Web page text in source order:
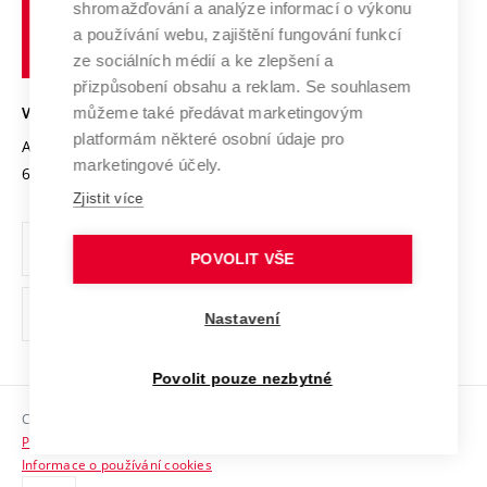
Transfer znalostí
Open Science
Projekty
Projekty ze strukturálních fondů
Specifický výzkum
Služby univerzity
Mezinárodní dohody
Univerzitní sítě
Udržitelná univerzita
Podnikavá univerzita / ContriBUTe
Bezpečná univerzita
Vyznamenání
Organizační struktura
Ochrana osobních údajů
odkaz)
Sociální bezpečí
HR Award
učení
technické
VYSOKÉ UČENÍ TECHNICKÉ V BRNĚ
Antonínská 548/1
602 00 Brno
www.vut.cz
vut@vutbr.cz
Copyright © 2026 VUT
Prohlášení o přístupnosti
Informace o používání cookies
shromažďování a analýze informací o výkonu
a používání webu, zajištění fungování funkcí
ze sociálních médií a ke zlepšení a
přizpůsobení obsahu a reklam. Se souhlasem
můžeme také předávat marketingovým
platformám některé osobní údaje pro
marketingové účely.
Zjistit více
POVOLIT VŠE
Nastavení
Povolit pouze nezbytné